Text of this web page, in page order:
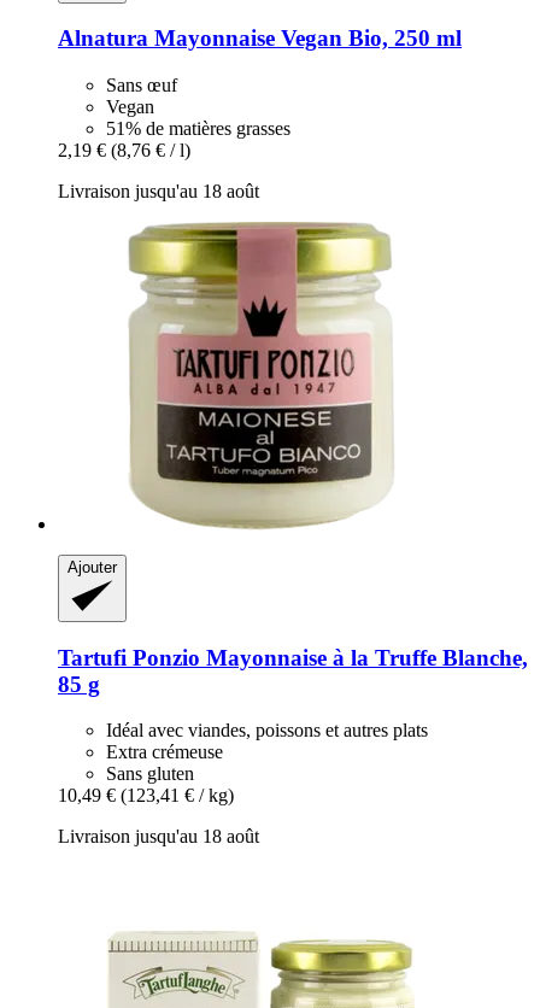
Alnatura Mayonnaise Vegan Bio, 250 ml
Sans œuf
Vegan
51% de matières grasses
2,19 € (8,76 € / l)
Livraison jusqu'au 18 août
Ajouter
Tartufi Ponzio Mayonnaise à la Truffe Blanche,
85 g
Idéal avec viandes, poissons et autres plats
Extra crémeuse
Sans gluten
10,49 € (123,41 € / kg)
Livraison jusqu'au 18 août